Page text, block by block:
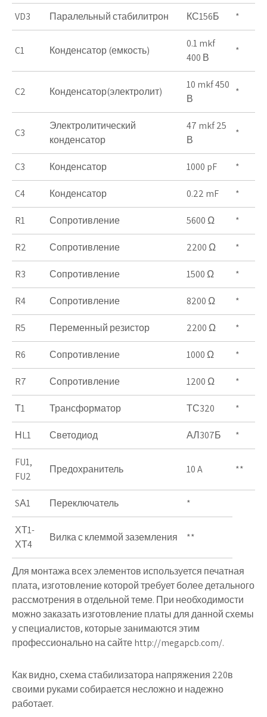
VD3 Паралельный стабилитрон КС156Б *
C1 Конденсатор (емкость)
0.1 mkf
400 В
*
C2 Конденсатор(электролит)
10 mkf 450
В
*
C3
Электролитический
конденсатор
47 mkf 25
В
*
C3 Конденсатор 1000 pF *
C4 Конденсатор 0.22 mF *
R1 Сопротивление 5600 Ω *
R2 Сопротивление 2200 Ω *
R3 Сопротивление 1500 Ω *
R4 Сопротивление 8200 Ω *
R5 Переменный резистор 2200 Ω *
R6 Сопротивление 1000 Ω *
R7 Сопротивление 1200 Ω *
Т1 Трансформатор ТС320 *
НL1 Светодиод АЛ307Б *
FU1,
FU2
Предохранитель 10 A **
SА1 Переключатель *
ХТ1-
ХТ4
Вилка с клеммой заземления **
Для монтажа всех элементов используется печатная
плата, изготовление которой требует более детального
рассмотрения в отдельной теме. При необходимости
можно заказать изготовление платы для данной схемы
у специалистов, которые занимаются этим
профессионально на сайте http://megapcb.com/.
Как видно, схема стабилизатора напряжения 220в
своими руками собирается несложно и надежно
работает.